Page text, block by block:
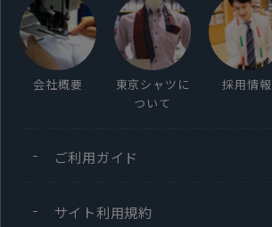
会社概要
東京シャツに
ついて
採用情報
ご利用ガイド
サイト利用規約